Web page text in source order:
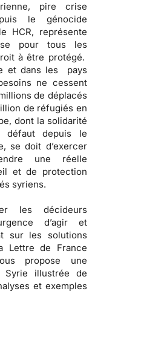
pire crise
le génocide
HCR, représente
pour tous les
à être protégé.
et dans les pays
ne cessent
de déplacés
de réfugiés en
dont la solidarité
défaut depuis le
se doit d’exercer
une réelle
et de protection
syriens.
les décideurs
d’agir et
sur les solutions
Lettre de France
propose une
Syrie illustrée de
et exemples